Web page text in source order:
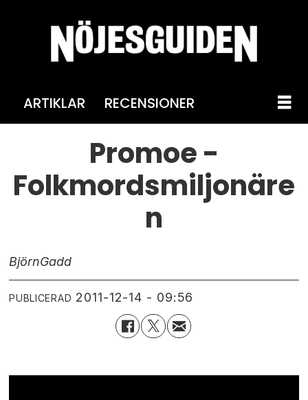
ARTIKLAR RECENSIONER
Promoe -
Folkmordsmiljonäre
n
BjörnGadd
PUBLICERAD 2011-12-14 - 09:56